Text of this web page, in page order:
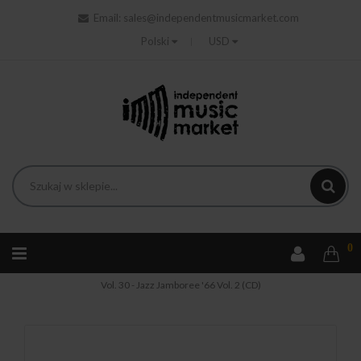
Email:
sales@independentmusicmarket.com
Polski
USD
0
Various - Polish Radio Jazz Archives
Vol. 30 - Jazz Jamboree '66 Vol. 2 (CD)